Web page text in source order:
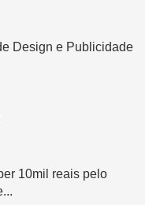
Design e Publicidade
10mil reais pelo